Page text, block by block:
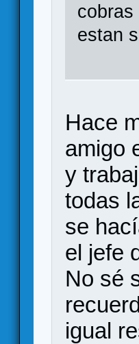
estan
Hace
amigo
y
todas
se
el jefe
No sé
igual